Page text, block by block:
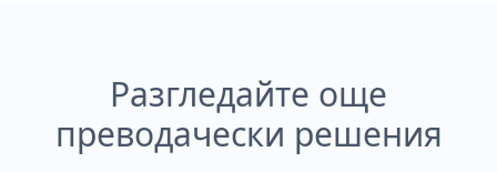
Разгледайте още
преводачески решения